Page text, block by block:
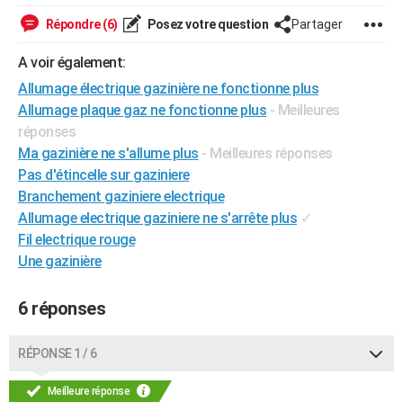
Alimentation
Guide de la santé
Maladies
Médicaments
Sommeil
VOYAGE
Destinations
City break
Voyage nature
Voyage de noces
Forum
Climat
+PHOTO
GUIDES D'ACHAT
BONS PLANS
CARTE DE VOEUX
Carte de Noël
Carte Bonne année
Carte Saint-Valentin
Carte Pâques
Carte d'anniversaire
DICTIONNAIRE
Dictionnaire
Biographies
Citations
Expressions
Proverbes
PROGRAMME TV
S'inscrire
Se connecter
Lycées
Collèges
Primaires
Universités
Entreprises
Service militaire
Avis de recherche
AVIS DE DÉCÈS
FORUM
Bricolage
Lifestyle
Culture
Sport
Auto
Television
Voyage
Cinema
Répondre (6) Posez votre question Partager
A voir également:
Allumage électrique gazinière ne fonctionne plus
Allumage plaque gaz ne fonctionne plus - Meilleures
réponses
Ma gazinière ne s'allume plus - Meilleures réponses
Pas d'étincelle sur gaziniere
Branchement gaziniere electrique
Allumage electrique gaziniere ne s'arrête plus ✓
Fil electrique rouge
Une gazinière
6 réponses
RÉPONSE 1 / 6
Meilleure réponse